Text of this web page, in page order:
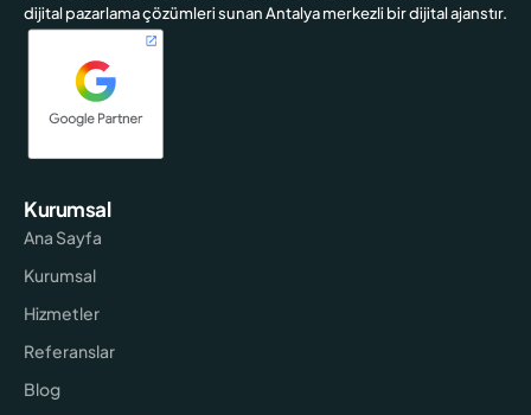
dijital pazarlama çözümleri sunan Antalya merkezli bir dijital ajanstır.
Kurumsal
Ana Sayfa
Kurumsal
Hizmetler
Referanslar
Blog